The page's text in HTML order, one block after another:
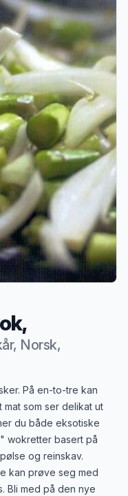
Norsk,
På en-to-tre kan
som ser delikat ut
du både eksotiske
wokretter basert på
og reinskav.
kan prøve seg med
Bli med på den nye